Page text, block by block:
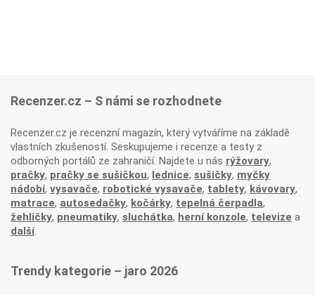
Recenzer.cz – S námi se rozhodnete
Recenzer.cz je recenzní magazín, který vytváříme na základě
vlastních zkušeností. Seskupujeme i recenze a testy z
odborných portálů ze zahraničí. Najdete u nás rýžovary,
pračky, pračky se sušičkou, lednice, sušičky, myčky
nádobí, vysavače, robotické vysavače, tablety, kávovary,
matrace, autosedačky, kočárky, tepelná čerpadla,
žehličky, pneumatiky, sluchátka, herní konzole, televize a
další.
Trendy kategorie – jaro 2026